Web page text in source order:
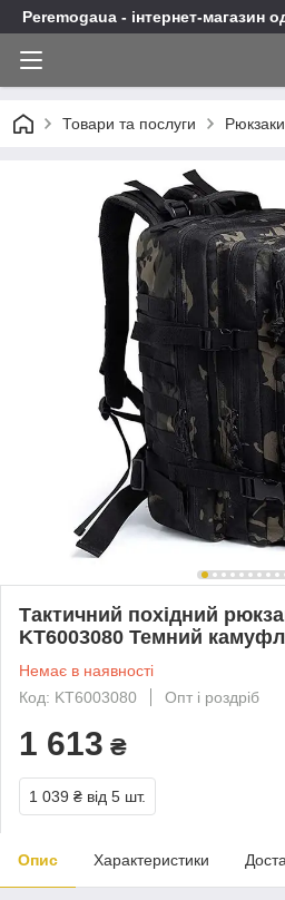
Peremogaua - інтернет-магазин
Товари та послуги
Тактичний похідний
KT6003080 Темний
Немає в наявності
Код: KT6003080
Опт і роздріб
1 613 ₴
1 039 ₴ від 5 шт.
Опис Характеристики